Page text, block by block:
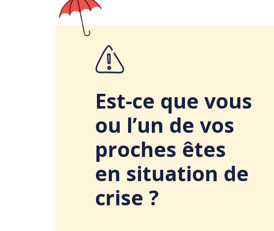
Est-ce que vous
ou l’un de vos
proches êtes
en situation de
crise ?